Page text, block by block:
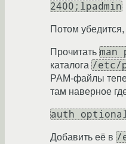
2400;lpadmin
Потом убедится,
Прочитать man
каталога /etc/
PAM-файлы
там наверное
auth optional
Добавить её в /